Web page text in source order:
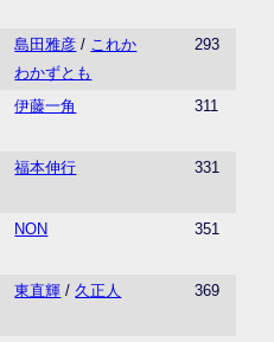
島田雅彦 / これか
わかずとも
293
伊藤一角 311
福本伸行 331
NON 351
東直輝 / 久正人 369